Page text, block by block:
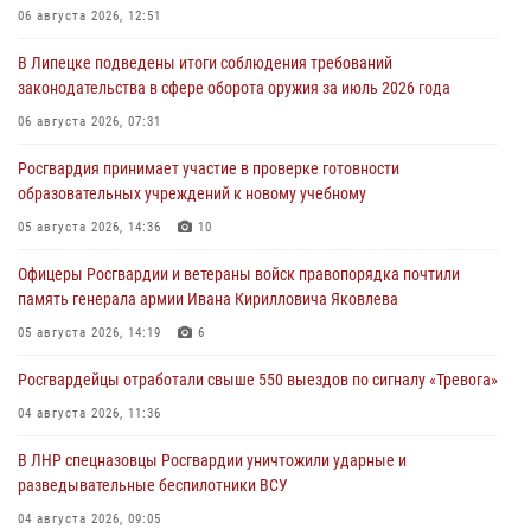
06 августа 2026, 12:51
В Липецке подведены итоги соблюдения требований
законодательства в сфере оборота оружия за июль 2026 года
06 августа 2026, 07:31
Росгвардия принимает участие в проверке готовности
образовательных учреждений к новому учебному
05 августа 2026, 14:36 10
Офицеры Росгвардии и ветераны войск правопорядка почтили
память генерала армии Ивана Кирилловича Яковлева
05 августа 2026, 14:19 6
Росгвардейцы отработали свыше 550 выездов по сигналу «Тревога»
04 августа 2026, 11:36
В ЛНР спецназовцы Росгвардии уничтожили ударные и
разведывательные беспилотники ВСУ
04 августа 2026, 09:05